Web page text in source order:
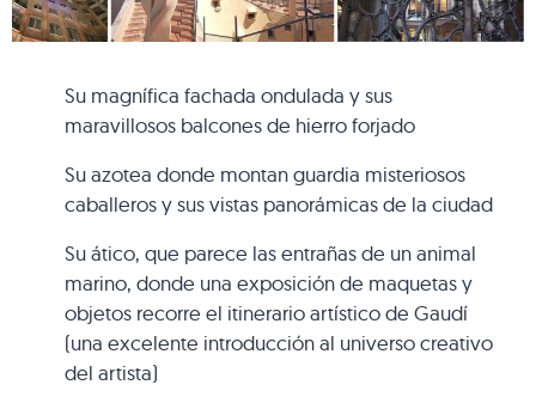
Su magnífica fachada ondulada y sus
maravillosos balcones de hierro forjado
Su azotea donde montan guardia misteriosos
caballeros y sus vistas panorámicas de la ciudad
Su ático, que parece las entrañas de un animal
marino, donde una exposición de maquetas y
objetos recorre el itinerario artístico de Gaudí
(una excelente introducción al universo creativo
del artista)